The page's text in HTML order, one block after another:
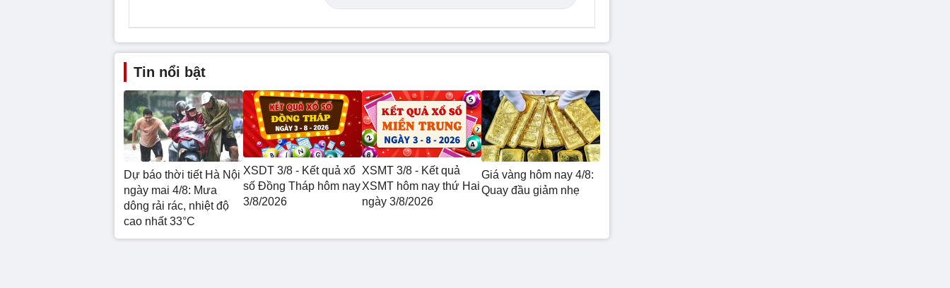
Tin nổi bật
Dự báo thời tiết Hà Nội
ngày mai 4/8: Mưa
dông rải rác, nhiệt độ
cao nhất 33°C
XSDT 3/8 - Kết quả xổ
số Đồng Tháp hôm nay
3/8/2026
XSMT 3/8 - Kết quả
XSMT hôm nay thứ Hai
ngày 3/8/2026
Giá vàng hôm nay 4/8:
Quay đầu giảm nhẹ